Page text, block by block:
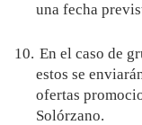
una fecha
10. En el caso de
estos se
ofertas
Solórzano.